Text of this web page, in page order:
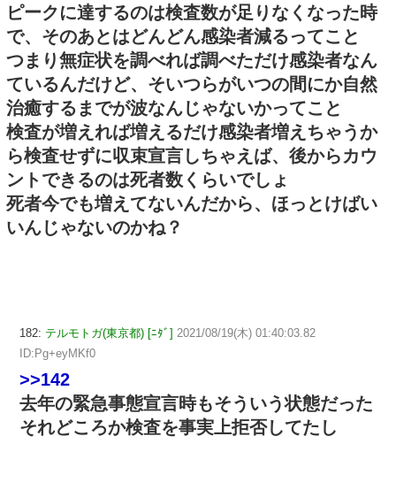
ピークに達するのは検査数が足りなくなった時
で、そのあとはどんどん感染者減るってこと
つまり無症状を調べれば調べただけ感染者なん
ているんだけど、そいつらがいつの間にか自然
治癒するまでが波なんじゃないかってこと
検査が増えれば増えるだけ感染者増えちゃうか
ら検査せずに収束宣言しちゃえば、後からカウ
ントできるのは死者数くらいでしょ
死者今でも増えてないんだから、ほっとけばい
いんじゃないのかね？
182: テルモトガ(東京都) [ﾆﾀﾞ] 2021/08/19(木) 01:40:03.82
ID:Pg+eyMKf0
>>142
去年の緊急事態宣言時もそういう状態だった
それどころか検査を事実上拒否してたし